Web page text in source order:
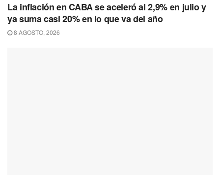
La inflación en CABA se aceleró al 2,9% en julio y
ya suma casi 20% en lo que va del año
8 AGOSTO, 2026